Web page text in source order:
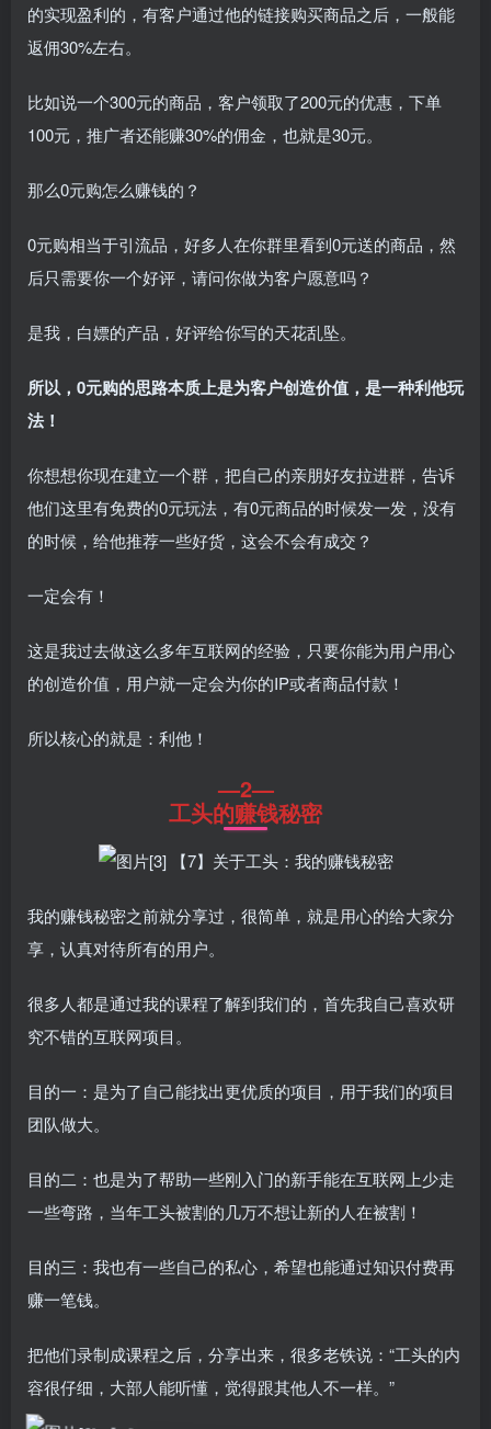
的实现盈利的，有客户通过他的链接购买商品之后，一般能
返佣30%左右。
比如说一个300元的商品，客户领取了200元的优惠，下单
100元，推广者还能赚30%的佣金，也就是30元。
那么0元购怎么赚钱的？
0元购相当于引流品，好多人在你群里看到0元送的商品，然
后只需要你一个好评，请问你做为客户愿意吗？
是我，白嫖的产品，好评给你写的天花乱坠。
所以，0元购的思路本质上是为客户创造价值，是一种利他玩
法！
你想想你现在建立一个群，把自己的亲朋好友拉进群，告诉
他们这里有免费的0元玩法，有0元商品的时候发一发，没有
的时候，给他推荐一些好货，这会不会有成交？
一定会有！
这是我过去做这么多年互联网的经验，只要你能为用户用心
的创造价值，用户就一定会为你的IP或者商品付款！
所以核心的就是：利他！
—2—
工头的赚钱秘密
我的赚钱秘密之前就分享过，很简单，就是用心的给大家分
享，认真对待所有的用户。
很多人都是通过我的课程了解到我们的，首先我自己喜欢研
究不错的互联网项目。
目的一：是为了自己能找出更优质的项目，用于我们的项目
团队做大。
目的二：也是为了帮助一些刚入门的新手能在互联网上少走
一些弯路，当年工头被割的几万不想让新的人在被割！
目的三：我也有一些自己的私心，希望也能通过知识付费再
赚一笔钱。
把他们录制成课程之后，分享出来，很多老铁说：“工头的内
容很仔细，大部人能听懂，觉得跟其他人不一样。”